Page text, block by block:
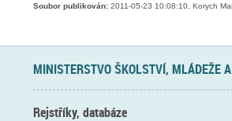
Soubor publikován: 2011-05-23 10:08:10, Korych
MINISTERSTVO ŠKOLSTVÍ, MLÁDEŽE
Rejstříky, databáze